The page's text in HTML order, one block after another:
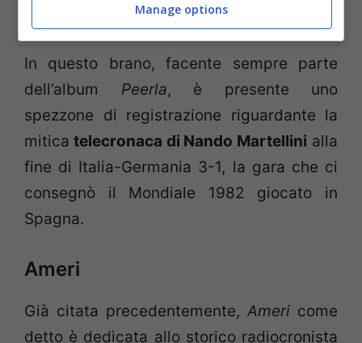
Giocatore mondiale
In questo brano, facente sempre parte
dell’album Peerla, è presente uno
spezzone di registrazione riguardante la
mitica telecronaca di Nando Martellini alla
fine di Italia-Germania 3-1, la gara che ci
consegnò il Mondiale 1982 giocato in
Spagna.
Ameri
Già citata precedentemente, Ameri come
detto è dedicata allo storico radiocronista
Manage options